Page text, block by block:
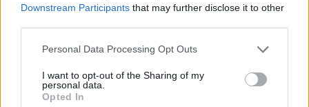
Downstream Participants that may further disclose it to other
Please note that this website/app uses one or more Google
not limited to your visit or usage behaviour. You may click to
grant or deny consent to Google and its third-party tags to
use your data for below specified purposes in below Google
Personal Data Processing Opt Outs
I want to opt-out of the Sharing of my
personal data.
Opted In
Paolo Pinna
Martina Agostina Diturco